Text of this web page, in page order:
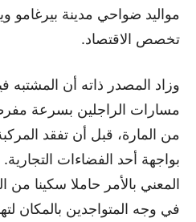
مواليد ضواحي مدينة بيرغامو
تخصص الاقتصاد.
وزاد المصدر ذاته أن المشتبه
مسارات الراجلين بسرعة
من المارة، قبل أن تفقد
بواجهة أحد الفضاءات
المعني بالأمر حاملا سكينا من
في وجه المتواجدين بالمكان